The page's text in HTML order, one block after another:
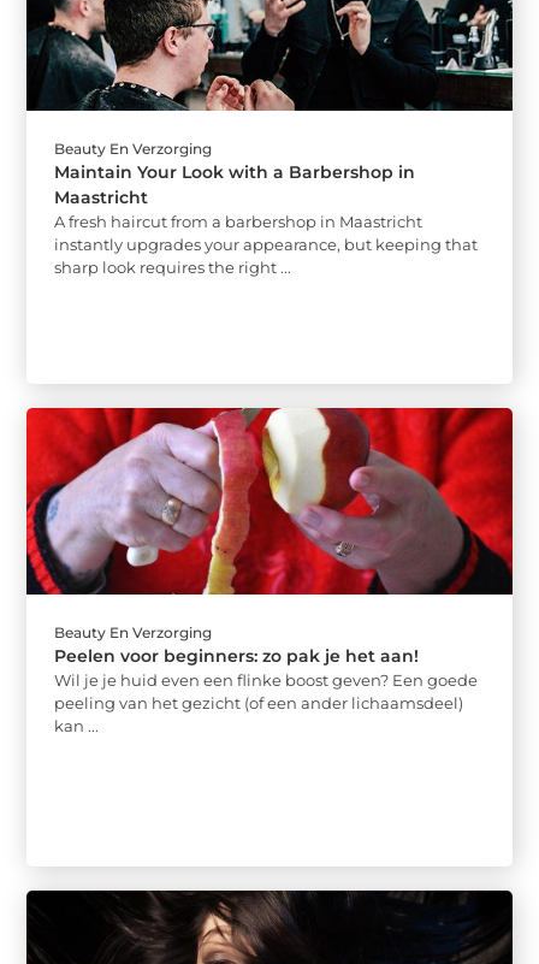
Beauty En Verzorging
Maintain Your Look with a Barbershop in
Maastricht
A fresh haircut from a barbershop in Maastricht
instantly upgrades your appearance, but keeping that
sharp look requires the right ...
Beauty En Verzorging
Peelen voor beginners: zo pak je het aan!
Wil je je huid even een flinke boost geven? Een goede
peeling van het gezicht (of een ander lichaamsdeel)
kan ...